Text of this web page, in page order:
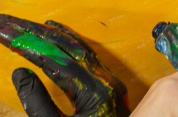
in Öl auf 50x50cm